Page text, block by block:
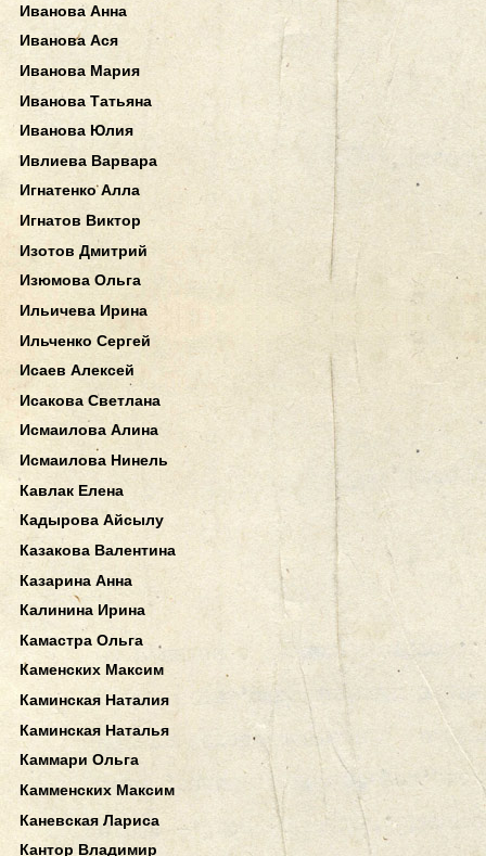
Иванова Анна
Иванова Ася
Иванова Мария
Иванова Татьяна
Иванова Юлия
Ивлиева Варвара
Игнатенко Алла
Игнатов Виктор
Изотов Дмитрий
Изюмова Ольга
Ильичева Ирина
Ильченко Сергей
Исаев Алексей
Исакова Светлана
Исмаилова Алина
Исмаилова Нинель
Кавлак Елена
Кадырова Айсылу
Казакова Валентина
Казарина Анна
Калинина Ирина
Камастра Ольга
Каменских Максим
Каминская Наталия
Каминская Наталья
Каммари Ольга
Камменских Максим
Каневская Лариса
Кантор Владимир